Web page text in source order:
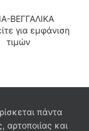
ΒΕΓΓΑΛΙΚΑ
για εμφάνιση
τιμών
πάντα
αρτοποιίας και